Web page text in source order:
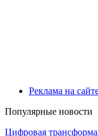
Реклама на
Популярные новости
Цифровая